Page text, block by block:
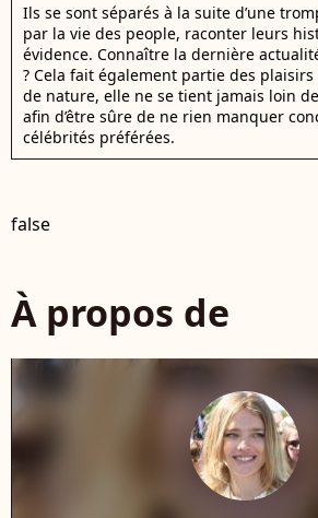
Ils se sont séparés à la suite d’une
par la vie des people, raconter leurs
évidence. Connaître la dernière
? Cela fait également partie des
de nature, elle ne se tient jamais loin
afin d’être sûre de ne rien manquer
célébrités préférées.
false
À propos de